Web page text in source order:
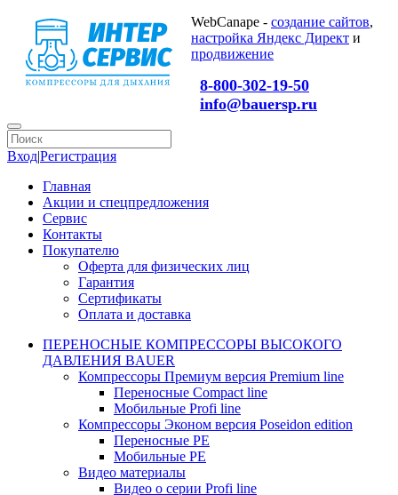
WebCanape - создание сайтов,
настройка Яндекс Директ и
продвижение
8-800-302-19-50
info@bauersp.ru
Вход|Регистрация
Главная
Акции и спецпредложения
Сервис
Контакты
Покупателю
Оферта для физических лиц
Гарантия
Сертификаты
Оплата и доставка
ПЕРЕНОСНЫЕ КОМПРЕССОРЫ ВЫСОКОГО
ДАВЛЕНИЯ BAUER
Компрессоры Премиум версия Premium line
Переносные Compact line
Мобильные Profi line
Компрессоры Эконом версия Poseidon edition
Переносные PE
Мобильные PE
Видео материалы
Видео о серии Profi line